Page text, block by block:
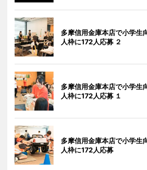
多摩信用金庫本店で小学
人枠に172人応募 ２
多摩信用金庫本店で小学
人枠に172人応募 １
多摩信用金庫本店で小学
人枠に172人応募